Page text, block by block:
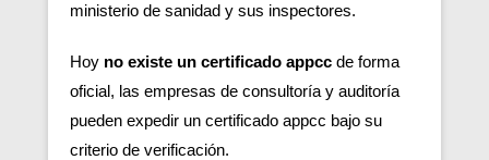
ministerio de sanidad y sus inspectores.
Hoy no existe un certificado appcc de forma
oficial, las empresas de consultoría y auditoría
pueden expedir un certificado appcc bajo su
criterio de verificación.